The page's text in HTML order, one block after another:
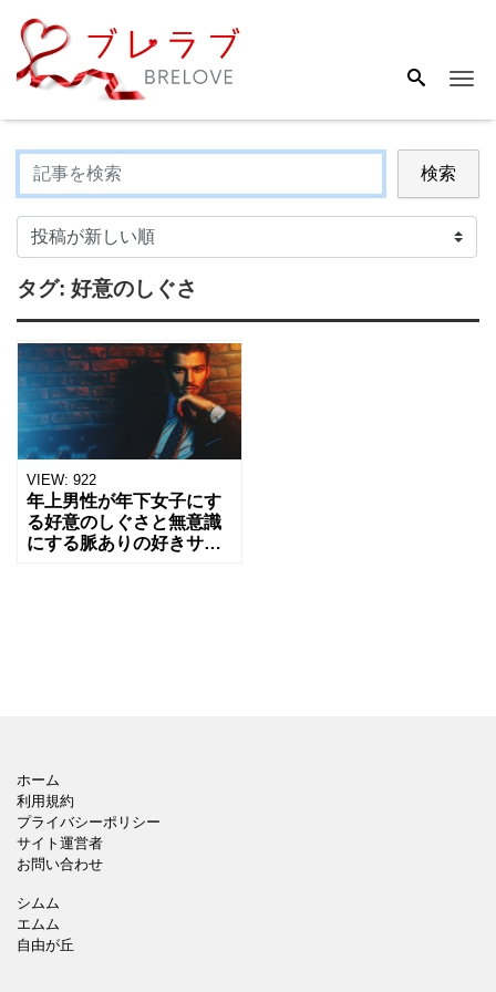
検索
タグ: 好意のしぐさ
VIEW: 922
年上男性が年下女子にす
る好意のしぐさと無意識
にする脈ありの好きサイ
ホーム
利用規約
プライバシーポリシー
サイト運営者
お問い合わせ
シムム
エムム
自由が丘